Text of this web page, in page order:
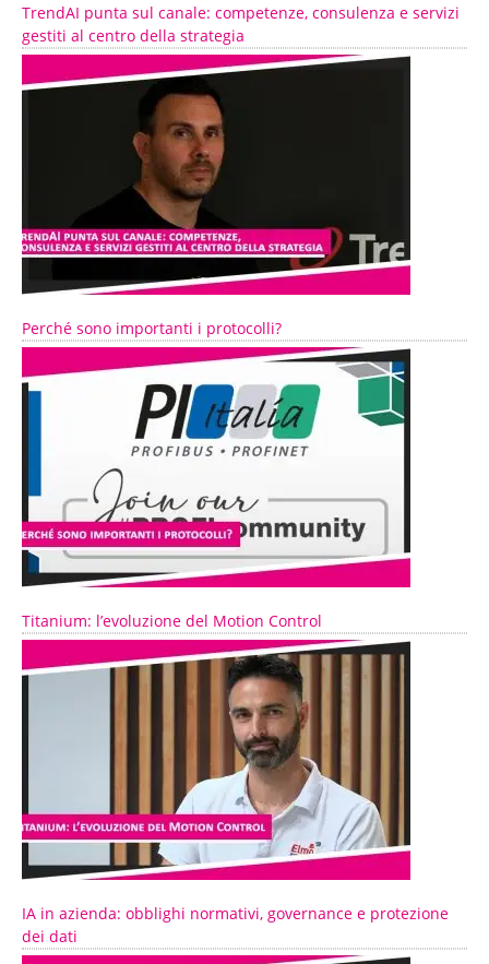
TrendAI punta sul canale: competenze, consulenza e servizi
gestiti al centro della strategia
Perché sono importanti i protocolli?
Titanium: l’evoluzione del Motion Control
IA in azienda: obblighi normativi, governance e protezione
dei dati